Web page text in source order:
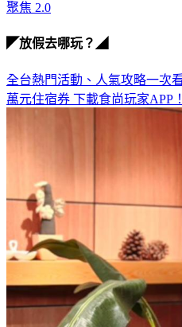
聚焦 2.0
◤放假去哪玩？◢
全台熱門活動、人氣攻略一次
萬元住宿券 下載食尚玩家APP